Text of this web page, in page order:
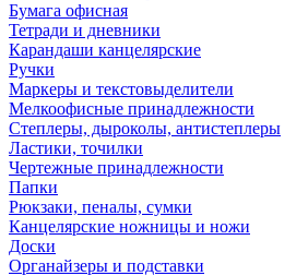
Бумага офисная
Тетради и дневники
Карандаши канцелярские
Ручки
Маркеры и текстовыделители
Мелкоофисные принадлежности
Степлеры, дыроколы, антистеплеры
Ластики, точилки
Чертежные принадлежности
Папки
Рюкзаки, пеналы, сумки
Канцелярские ножницы и ножи
Доски
Органайзеры и подставки